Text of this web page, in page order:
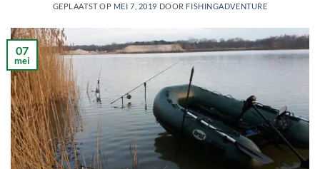
GEPLAATST OP MEI 7, 2019 DOOR FISHINGADVENTURE
07
mei